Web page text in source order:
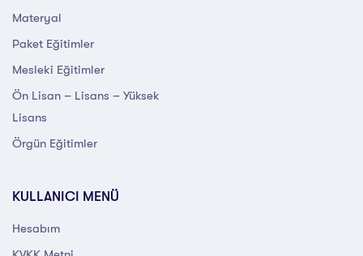
Materyal
Paket Eğitimler
Mesleki Eğitimler
Ön Lisan – Lisans – Yüksek
Lisans
Örgün Eğitimler
KULLANICI MENÜ
Hesabım